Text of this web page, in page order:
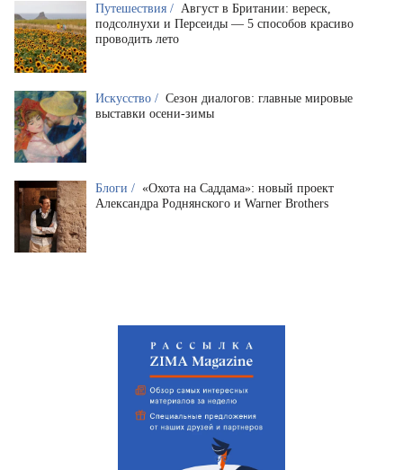
Путешествия / Август в Британии: вереск,
подсолнухи и Персеиды — 5 способов красиво
проводить лето
Искусство / Сезон диалогов: главные мировые
выставки осени-зимы
Блоги / «Охота на Саддама»: новый проект
Александра Роднянского и Warner Brothers